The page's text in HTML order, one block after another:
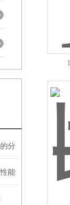
分
能